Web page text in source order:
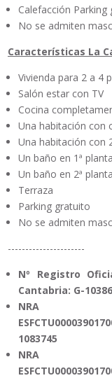
Calefacción Parking
No se admiten
Características La
Vivienda para 2 a 4
Salón estar con TV
Cocina
Una habitación con
Una habitación con
Un baño en 1ª planta
Un baño en 2ª planta
Terraza
Parking gratuito
No se admiten
----------------------
Nº Registro
Cantabria: G-
1083745